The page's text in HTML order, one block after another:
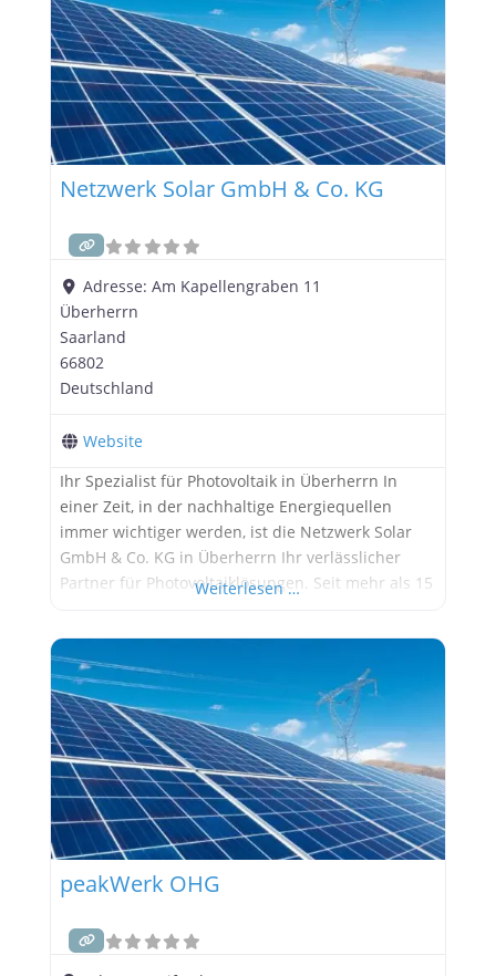
Elektrizität umzuwandeln. Hier sind drei wichtige
Vorteile, die der Einsatz von Photovoltaikanlagen
Netzwerk Solar GmbH & Co. KG
Adresse:Am Kapellengraben 11
Überherrn
Saarland
66802
Deutschland
Website
Ihr Spezialist für Photovoltaik in Überherrn In
einer Zeit, in der nachhaltige Energiequellen
immer wichtiger werden, ist die Netzwerk Solar
GmbH & Co. KG in Überherrn Ihr verlässlicher
Partner für Photovoltaiklösungen. Seit mehr als 15
sowohl umweltfreundlich als auch kosteneffizient
sind. Warum Photovoltaik? Photovoltaik ist eine
der
Weiterlesen …
peakWerk OHG